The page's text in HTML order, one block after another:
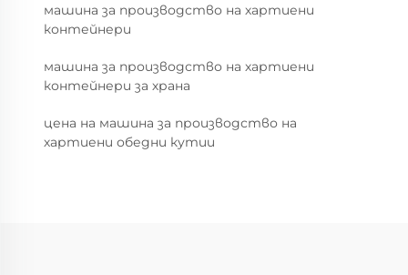
машина за производство на хартиени
контейнери
машина за производство на хартиени
контейнери за храна
цена на машина за производство на
хартиени обедни кутии